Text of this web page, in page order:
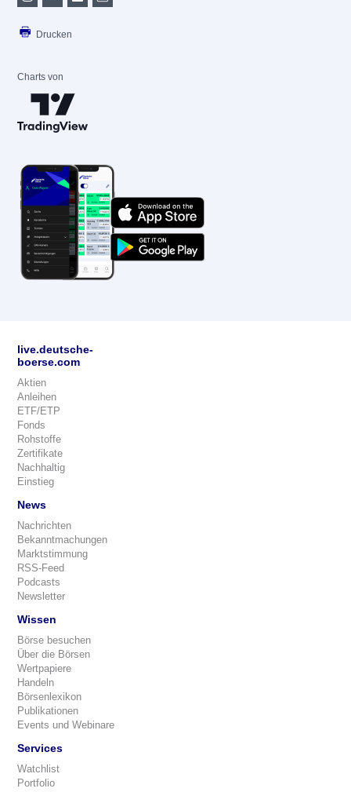
Drucken
Charts von
live.deutsche-
boerse.com
Aktien
Anleihen
ETF/ETP
Fonds
Rohstoffe
Zertifikate
Nachhaltig
Einstieg
News
Nachrichten
Bekanntmachungen
Marktstimmung
RSS-Feed
Podcasts
Newsletter
Wissen
Börse besuchen
Über die Börsen
Wertpapiere
Handeln
Börsenlexikon
Publikationen
Events und Webinare
Services
Watchlist
Portfolio